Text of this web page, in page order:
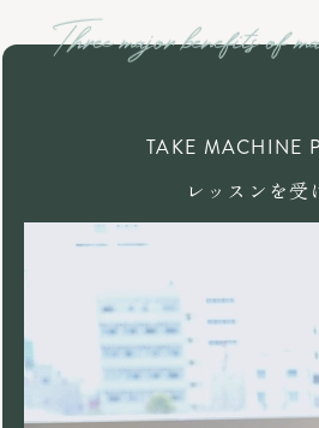
TAKE MACHINE
レッスンを受